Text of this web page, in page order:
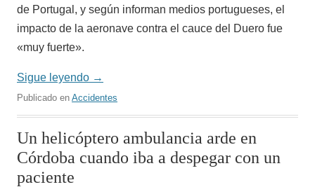
de Portugal, y según informan medios portugueses, el
impacto de la aeronave contra el cauce del Duero fue
«muy fuerte».
Sigue leyendo →
Publicado en Accidentes
Un helicóptero ambulancia arde en
Córdoba cuando iba a despegar con un
paciente